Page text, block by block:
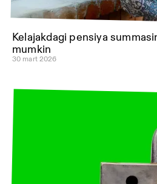
Kelajakdagi pensiya
mumkin
30 mart 2026